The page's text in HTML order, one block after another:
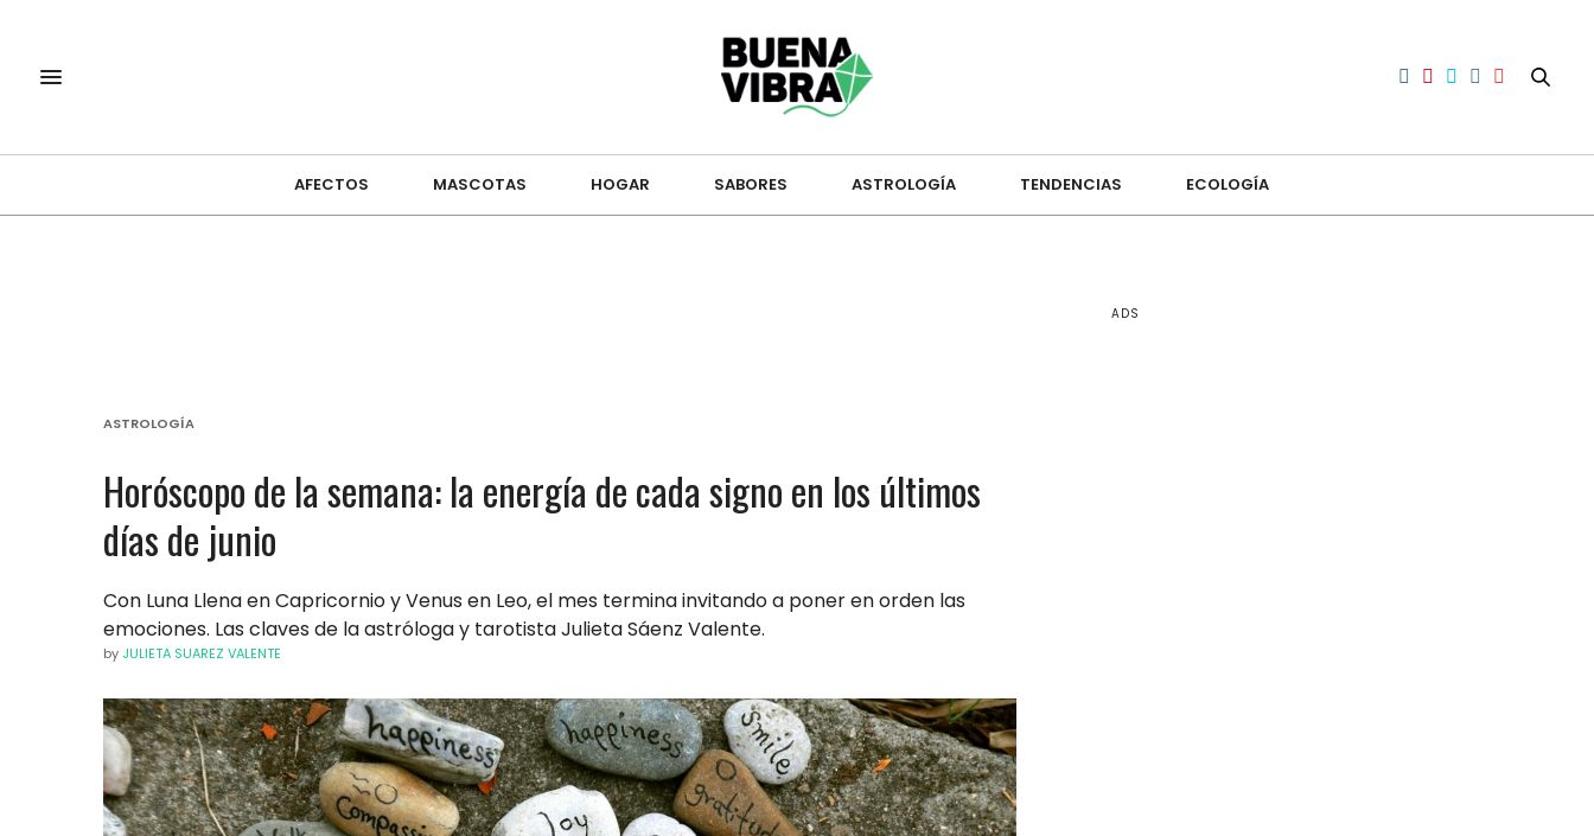
AFECTOS MASCOTAS HOGAR SABORES ASTROLOGÍA TENDENCIAS ECOLOGÍA
ASTROLOGÍA
Horóscopo de la semana: la energía de cada signo en los últimos
días de junio
Con Luna Llena en Capricornio y Venus en Leo, el mes termina invitando a poner en orden las
emociones. Las claves de la astróloga y tarotista Julieta Sáenz Valente.
by JULIETA SUAREZ VALENTE
ADS